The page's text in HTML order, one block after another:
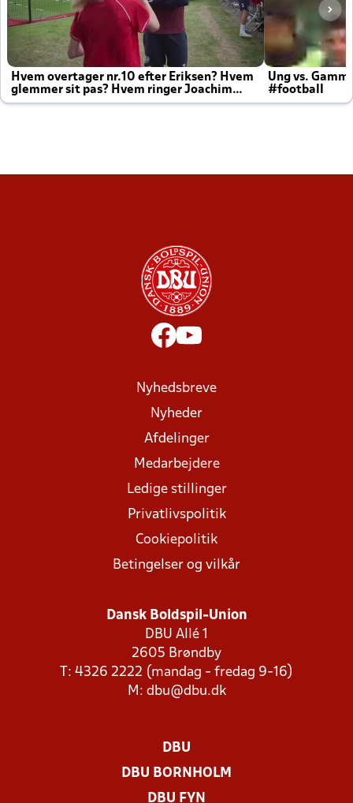
Hvem overtager nr.10 efter Eriksen? Hvem
glemmer sit pas? Hvem ringer Joachim
altid til efter kampe?
Ung vs.
#football
Nyhedsbreve
Nyheder
Afdelinger
Medarbejdere
Ledige stillinger
Privatlivspolitik
Cookiepolitik
Betingelser og vilkår
Dansk Boldspil-Union
DBU Allé 1
2605 Brøndby
T: 4326 2222 (mandag - fredag 9-16)
M: dbu@dbu.dk
DBU
DBU BORNHOLM
DBU FYN